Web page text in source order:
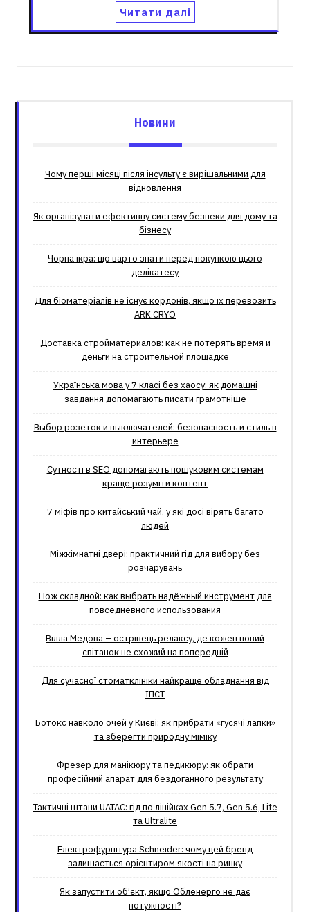
Читати далі
Новини
Чому перші місяці після інсульту є вирішальними для
відновлення
Як організувати ефективну систему безпеки для дому та
бізнесу
Чорна ікра: що варто знати перед покупкою цього
делікатесу
Для біоматеріалів не існує кордонів, якщо їх перевозить
ARK.CRYO
Доставка стройматериалов: как не потерять время и
деньги на строительной площадке
Українська мова у 7 класі без хаосу: як домашні
завдання допомагають писати грамотніше
Выбор розеток и выключателей: безопасность и стиль в
интерьере
Сутності в SEO допомагають пошуковим системам
краще розуміти контент
7 міфів про китайський чай, у які досі вірять багато
людей
Міжкімнатні двері: практичний гід для вибору без
розчарувань
Нож складной: как выбрать надёжный инструмент для
повседневного использования
Вілла Медова – острівець релаксу, де кожен новий
світанок не схожий на попередній
Для сучасної стоматклініки найкраще обладнання від
ІПСТ
Ботокс навколо очей у Києві: як прибрати «гусячі лапки»
та зберегти природну міміку
Фрезер для манікюру та педикюру: як обрати
професійний апарат для бездоганного результату
Тактичні штани UATAC: гід по лінійках Gen 5.7, Gen 5.6, Lite
та Ultralite
Електрофурнітура Schneider: чому цей бренд
залишається орієнтиром якості на ринку
Як запустити об’єкт, якщо Обленерго не дає
потужності?